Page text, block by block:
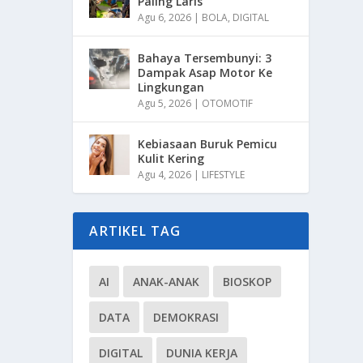
Agu 6, 2026 | BOLA, DIGITAL
Bahaya Tersembunyi: 3
Dampak Asap Motor Ke
Lingkungan
Agu 5, 2026 | OTOMOTIF
Kebiasaan Buruk Pemicu
Kulit Kering
Agu 4, 2026 | LIFESTYLE
ARTIKEL TAG
AI ANAK-ANAK BIOSKOP
DATA DEMOKRASI
DIGITAL DUNIA KERJA